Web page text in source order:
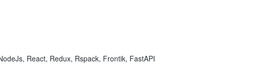
React, Redux, Rspack, Frontik, FastAPI